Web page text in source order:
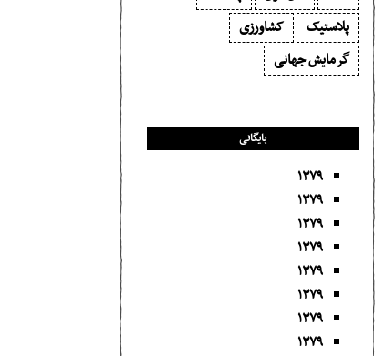
پلاستیک
کشاورزی
گرمایش جهانی
بایگانی
۱۳۷۹
۱۳۷۹
۱۳۷۹
۱۳۷۹
۱۳۷۹
۱۳۷۹
۱۳۷۹
۱۳۷۹